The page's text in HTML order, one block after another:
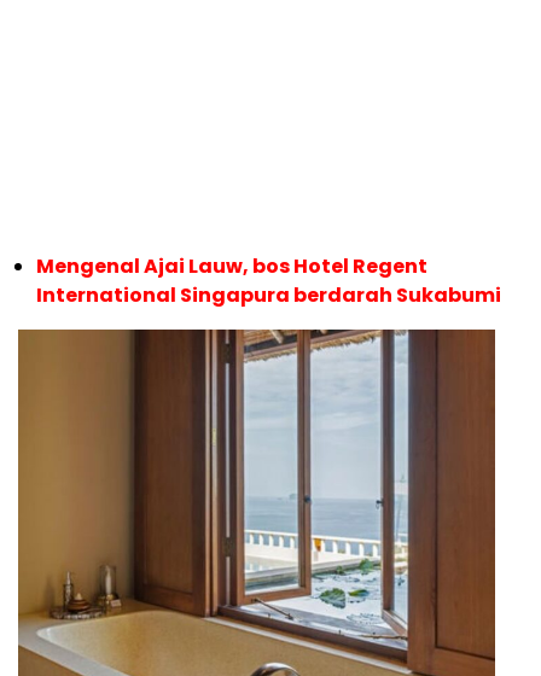
Mengenal Ajai Lauw, bos Hotel Regent
International Singapura berdarah Sukabumi